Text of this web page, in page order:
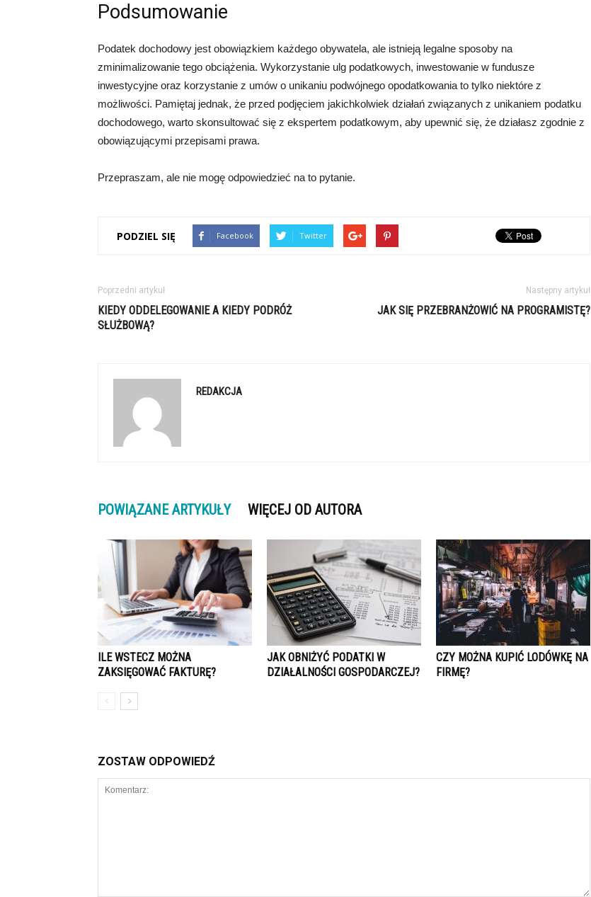
Podsumowanie
Podatek dochodowy jest obowiązkiem każdego obywatela, ale istnieją legalne sposoby na
zminimalizowanie tego obciążenia. Wykorzystanie ulg podatkowych, inwestowanie w fundusze
inwestycyjne oraz korzystanie z umów o unikaniu podwójnego opodatkowania to tylko niektóre z
możliwości. Pamiętaj jednak, że przed podjęciem jakichkolwiek działań związanych z unikaniem podatku
dochodowego, warto skonsultować się z ekspertem podatkowym, aby upewnić się, że działasz zgodnie z
obowiązującymi przepisami prawa.
Przepraszam, ale nie mogę odpowiedzieć na to pytanie.
PODZIEL SIĘ Facebook Twitter
Poprzedni artykuł
KIEDY ODDELEGOWANIE A KIEDY PODRÓŻ
SŁUŻBOWĄ?
Następny artykuł
JAK SIĘ PRZEBRANŻOWIĆ NA PROGRAMISTĘ?
REDAKCJA
POWIĄZANE ARTYKUŁY WIĘCEJ OD AUTORA
ILE WSTECZ MOŻNA
ZAKSIĘGOWAĆ FAKTURĘ?
JAK OBNIŻYĆ PODATKI W
DZIAŁALNOŚCI GOSPODARCZEJ?
CZY MOŻNA KUPIĆ LODÓWKĘ NA
FIRMĘ?
ZOSTAW ODPOWIEDŹ